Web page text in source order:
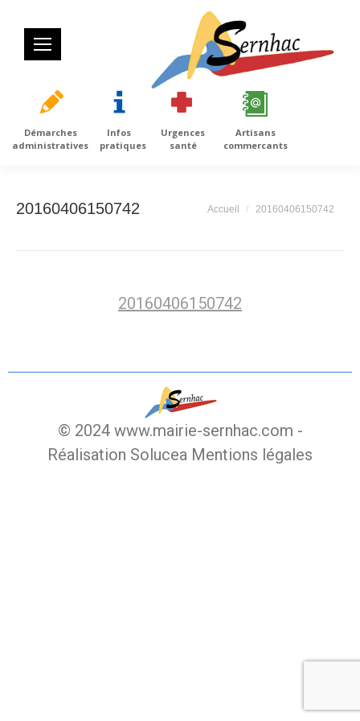
Démarches
administratives
Infos
pratiques
Urgences
santé
Artisans
commercants
20160406150742 Vous êtes ici :
Accueil 20160406150742
20160406150742
© 2024 www.mairie-sernhac.com -
Réalisation Solucea Mentions légales